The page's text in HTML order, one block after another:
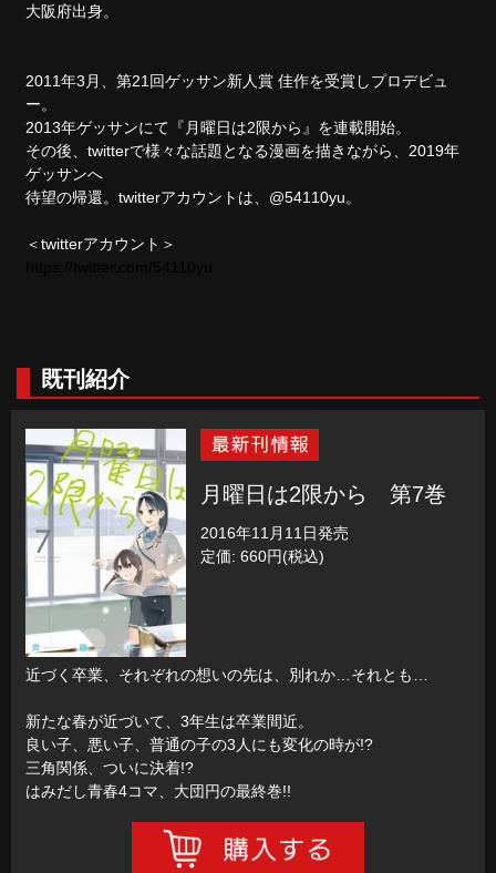
大阪府出身。
2011年3月、第21回ゲッサン新人賞 佳作を受賞しプロデビュ
ー。
2013年ゲッサンにて『月曜日は2限から』を連載開始。
その後、twitterで様々な話題となる漫画を描きながら、2019年
ゲッサンへ
待望の帰還。twitterアカウントは、@54110yu。
＜twitterアカウント＞
既刊紹介
月曜日は2限から 第7巻
2016年11月11日発売
定価: 660円(税込)
近づく卒業、それぞれの想いの先は、別れか…それとも…
新たな春が近づいて、3年生は卒業間近。
良い子、悪い子、普通の子の3人にも変化の時が!?
三角関係、ついに決着!?
はみだし青春4コマ、大団円の最終巻!!